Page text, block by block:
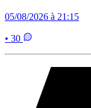
05/08/2026 à 21:15
• 30